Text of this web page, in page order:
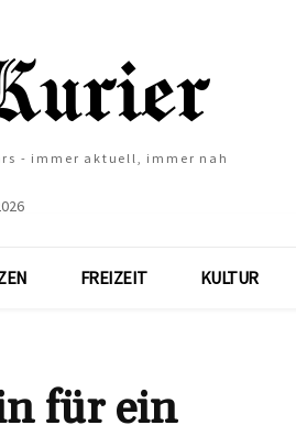
- immer aktuell, immer nah
FREIZEIT KULTUR
für ein